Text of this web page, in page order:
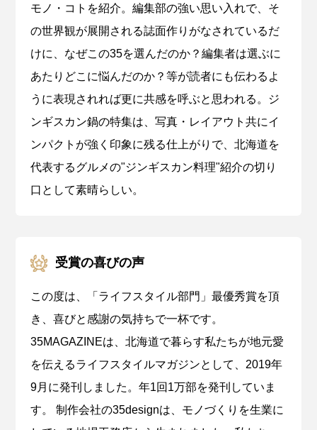
モノ・コトを紹介。編集部の強い思い入れで、そ
の世界観が展開される誌面作りがなされているだ
けに、なぜこの35を選んだのか？編集者は選ぶに
あたりどこに悩んだのか？等が読者にも伝わるよ
うに表現されれば更に共感を呼ぶと思われる。ジ
ンギスカン鍋の特集は、写真・レイアウト共にイ
ンパクトが強く印象に残る仕上がりで、北海道を
代表するグルメの"ジンギスカン料理"紹介の切り
口として素晴らしい。
受賞の喜びの声
この度は、「ライフスタイル部門」最優秀賞を頂
き、喜びと感謝の気持ちで一杯です。
35MAGAZINEは、北海道で暮らす私たちが地元愛
を伝えるライフスタイルマガジンとして、2019年
9月に発刊しました。年1回1万部を発刊していま
す。 制作会社の35designは、モノづくりを生業に